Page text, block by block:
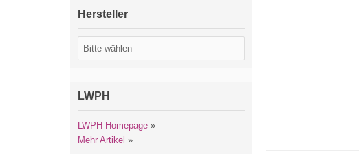
Hersteller
LWPH
LWPH Homepage »
Mehr Artikel »